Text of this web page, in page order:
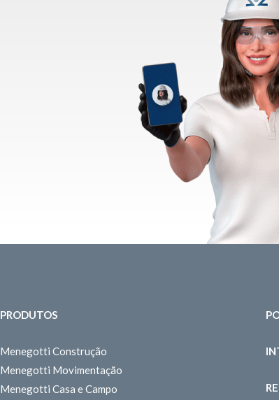
PRODUTOS
Menegotti Construção
Menegotti Movimentação
Menegotti Casa e Campo